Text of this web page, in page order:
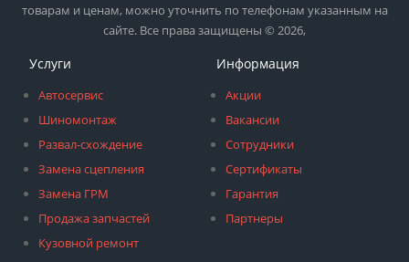
товарам и ценам, можно уточнить по телефонам указанным на
сайте. Все права защищены © 2026,
Услуги
Автосервис
Шиномонтаж
Развал-схождение
Замена сцепления
Замена ГРМ
Продажа запчастей
Кузовной ремонт
Информация
Акции
Вакансии
Сотрудники
Сертификаты
Гарантия
Партнеры